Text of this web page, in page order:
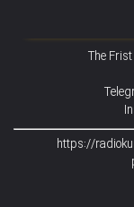
The
[QR size="100x100"